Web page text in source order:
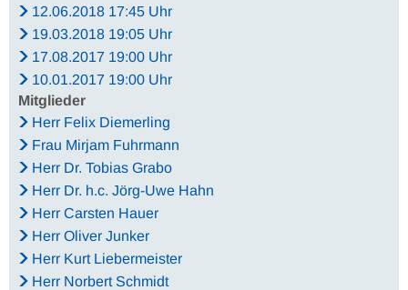
12.06.2018 17:45 Uhr
19.03.2018 19:05 Uhr
17.08.2017 19:00 Uhr
10.01.2017 19:00 Uhr
Mitglieder
Herr Felix Diemerling
Frau Mirjam Fuhrmann
Herr Dr. Tobias Grabo
Herr Dr. h.c. Jörg-Uwe Hahn
Herr Carsten Hauer
Herr Oliver Junker
Herr Kurt Liebermeister
Herr Norbert Schmidt